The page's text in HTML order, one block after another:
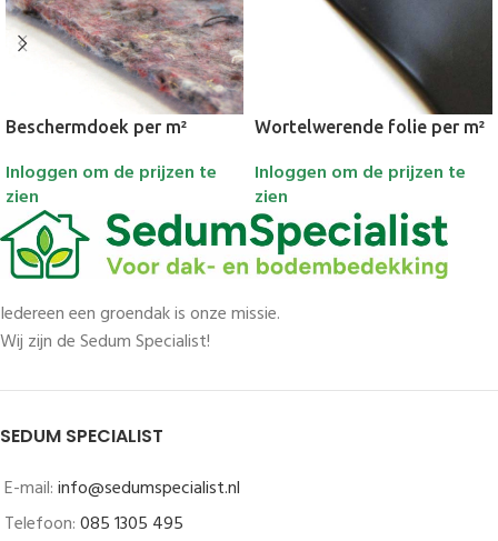
Beschermdoek per m²
Inloggen om de prijzen te
zien
Wortelwerende folie per m²
Inloggen om de prijzen te
zien
Iedereen een groendak is onze missie.
Wij zijn de Sedum Specialist!
SEDUM SPECIALIST
E-mail:info@sedumspecialist.nl
Telefoon:085 1305 495